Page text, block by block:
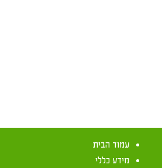
עמוד הבית
מידע כללי